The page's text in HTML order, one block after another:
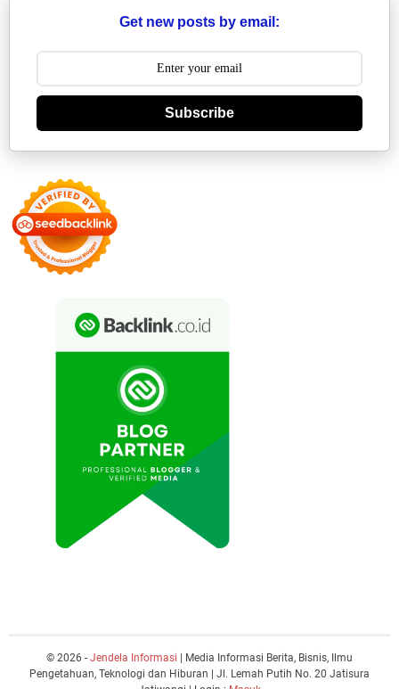
Get new posts by email:
Subscribe
© 2026 - Jendela Informasi | Media Informasi Berita, Bisnis, Ilmu
Pengetahuan, Teknologi dan Hiburan | Jl. Lemah Putih No. 20 Jatisura